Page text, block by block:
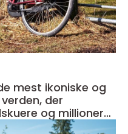
mest ikoniske og
der
og millioner